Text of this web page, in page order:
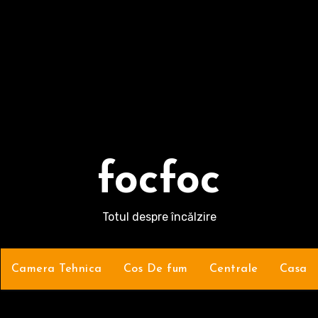
focfoc
Totul despre încălzire
Camera Tehnica Cos De fum Centrale Casa